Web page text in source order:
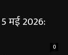
मई 2026:
0